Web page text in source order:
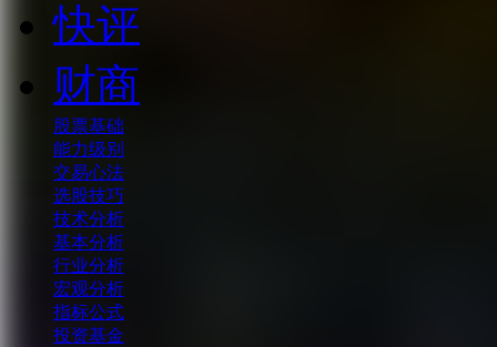
快评
财商
股票基础
能力级别
交易心法
选股技巧
技术分析
基本分析
行业分析
宏观分析
指标公式
投资基金